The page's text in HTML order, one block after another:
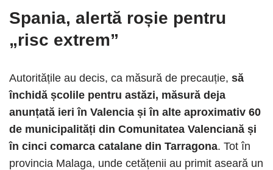
Spania, alertă roșie pentru
„risc extrem”
Autoritățile au decis, ca măsură de precauție, să
închidă școlile pentru astăzi, măsură deja
anunțată ieri în Valencia și în alte aproximativ 60
de municipalități din Comunitatea Valenciană și
în cinci comarca catalane din Tarragona. Tot în
provincia Malaga, unde cetățenii au primit aseară un